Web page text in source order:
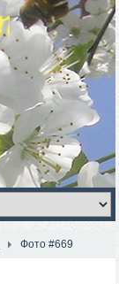
Фото #669